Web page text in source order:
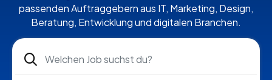
passenden Auftraggebern aus IT, Marketing, Design,
Beratung, Entwicklung und digitalen Branchen.